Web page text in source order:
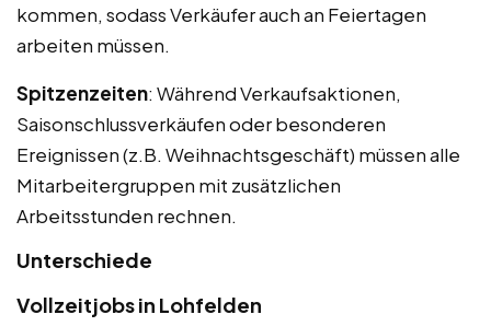
kommen, sodass Verkäufer auch an Feiertagen
arbeiten müssen.
Spitzenzeiten: Während Verkaufsaktionen,
Saisonschlussverkäufen oder besonderen
Ereignissen (z.B. Weihnachtsgeschäft) müssen alle
Mitarbeitergruppen mit zusätzlichen
Arbeitsstunden rechnen.
Unterschiede
Vollzeitjobs in Lohfelden